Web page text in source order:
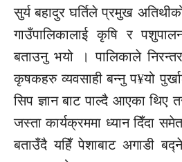
सुर्य बहादुर घर्तिले प्रमुख
गाउँपालिकालाई कृषि र
बताउनु भयो । पालिकाले
कृषकहरु व्यवसाही बन्नु प¥यो
सिप ज्ञान बाट पाल्दै आएका थिए
जस्ता कार्यक्रममा ध्यान दिँदा
बताउँदै यहिँ पेशाबाट अगाडी